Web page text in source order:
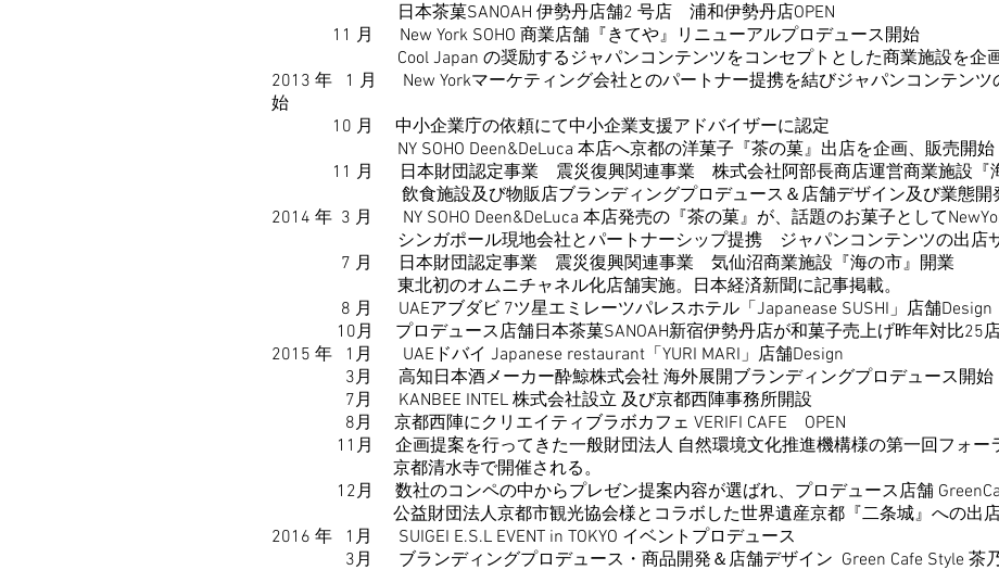
日本茶菓SANOAH 伊勢丹店舗2 号店 浦和伊勢丹店OPEN
11 月 New York SOHO 商業店舗『きてや』リニューアルプロデュース開始
Cool Japan の奨励するジャパンコンテンツをコンセプトとした商業施設を企
2013 年 1 月 New Yorkマーケティング会社とのパートナー提携を結びジャパンコンテンツ
始
10 月 中小企業庁の依頼にて中小企業支援アドバイザーに認定
NY SOHO Deen&DeLuca 本店へ京都の洋菓子『茶の菓』出店を企画、販売開始
11 月 日本財団認定事業 震災復興関連事業 株式会社阿部長商店運営商業施設『海
飲食施設及び物販店ブランディングプロデュース＆店舗デザイン及び業態開発
2014 年 3 月 NY SOHO Deen&DeLuca 本店発売の『茶の菓』が、話題のお菓子として
シンガポール現地会社とパートナーシップ提携 ジャパンコンテンツの出店
7 月 日本財団認定事業 震災復興関連事業 気仙沼商業施設『海の市』開業
東北初のオムニチャネル化店舗実施。日本経済新聞に記事掲載。
8 月 UAEアブダビ 7ツ星エミレーツパレスホテル「Japanease SUSHI」店舗Design
10月 プロデュース店舗日本茶菓SANOAH新宿伊勢丹店が和菓子売上げ昨年対比25店
2015 年 1月 UAEドバイ Japanese restaurant「YURI MARI」店舗Design
3月 高知日本酒メーカー酔鯨株式会社 海外展開ブランディングプロデュース開始
7月 KANBEE INTEL 株式会社設立 及び京都西陣事務所開設
8月 京都西陣にクリエイティブラボカフェ VERIFI CAFE OPEN
11月 企画提案を行ってきた一般財団法人 自然環境文化推進機構様の第一回フォー
京都清水寺で開催される。
12月 数社のコンペの中からプレゼン提案内容が選ばれ、プロデュース店舗
公益財団法人京都市観光協会様とコラボした世界遺産京都『二条城』への出店
2016 年 1月 SUIGEI E.S.L EVENT in TOKYO イベントプロデュース
3月 ブランディングプロデュース・商品開発＆店舗デザイン Green Cafe Style 茶乃